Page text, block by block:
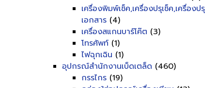
เครื่องพิมพ์เช็ค,เครื่องปรุเช็ค,เครื่องปรุ
เอกสาร (4)
เครื่องสแกนบาร์โค๊ต (3)
โทรศัพท์ (1)
ไฟฉุกเฉิน (1)
อุปกรณ์สำนักงานเบ็ดเตล็ด (460)
กรรไกร (19)